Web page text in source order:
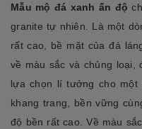
Mẫu mộ đá xanh ấn độ
granite tự nhiên. Là một
rất cao, bề mặt của đá
về màu sắc và chủng loại,
lựa chọn lí tưởng cho một
khang trang, bền vững
độ bền rất cao. Về màu